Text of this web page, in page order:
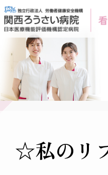
Skip
to
content
☆私のリ